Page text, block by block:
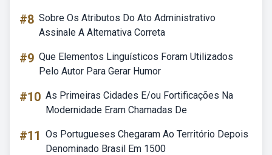
#8 Sobre Os Atributos Do Ato Administrativo
Assinale A Alternativa Correta
#9 Que Elementos Linguísticos Foram Utilizados
Pelo Autor Para Gerar Humor
#10 As Primeiras Cidades E/ou Fortificações Na
Modernidade Eram Chamadas De
#11 Os Portugueses Chegaram Ao Território Depois
Denominado Brasil Em 1500